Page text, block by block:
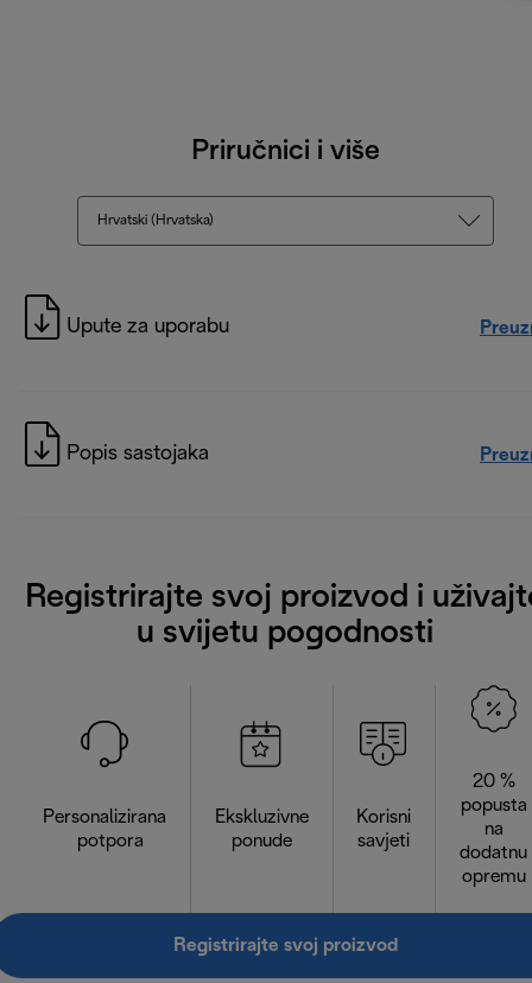
Priručnici i više
Hrvatski (Hrvatska)
Upute za uporabu
Popis sastojaka
Registrirajte svoj proizvod i
u svijetu pogodnosti
Personalizirana
potpora
Ekskluzivne
ponude
Korisni
savjeti
20 %
popusta
na
dodatnu
opremu
Registrirajte svoj proizvod